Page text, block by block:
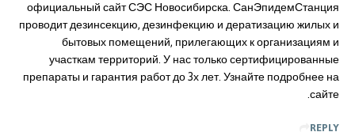
официальный сайт СЭС Новосибирска. СанЭпидемСтанция
проводит дезинсекцию, дезинфекцию и дератизацию жилых и
бытовых помещений, прилегающих к организациям и
участкам территорий. У нас только сертифицированные
препараты и гарантия работ до 3х лет. Узнайте подробнее на
сайте.
REPLY